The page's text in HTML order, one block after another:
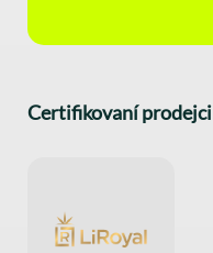
Certifikovaní prodejci